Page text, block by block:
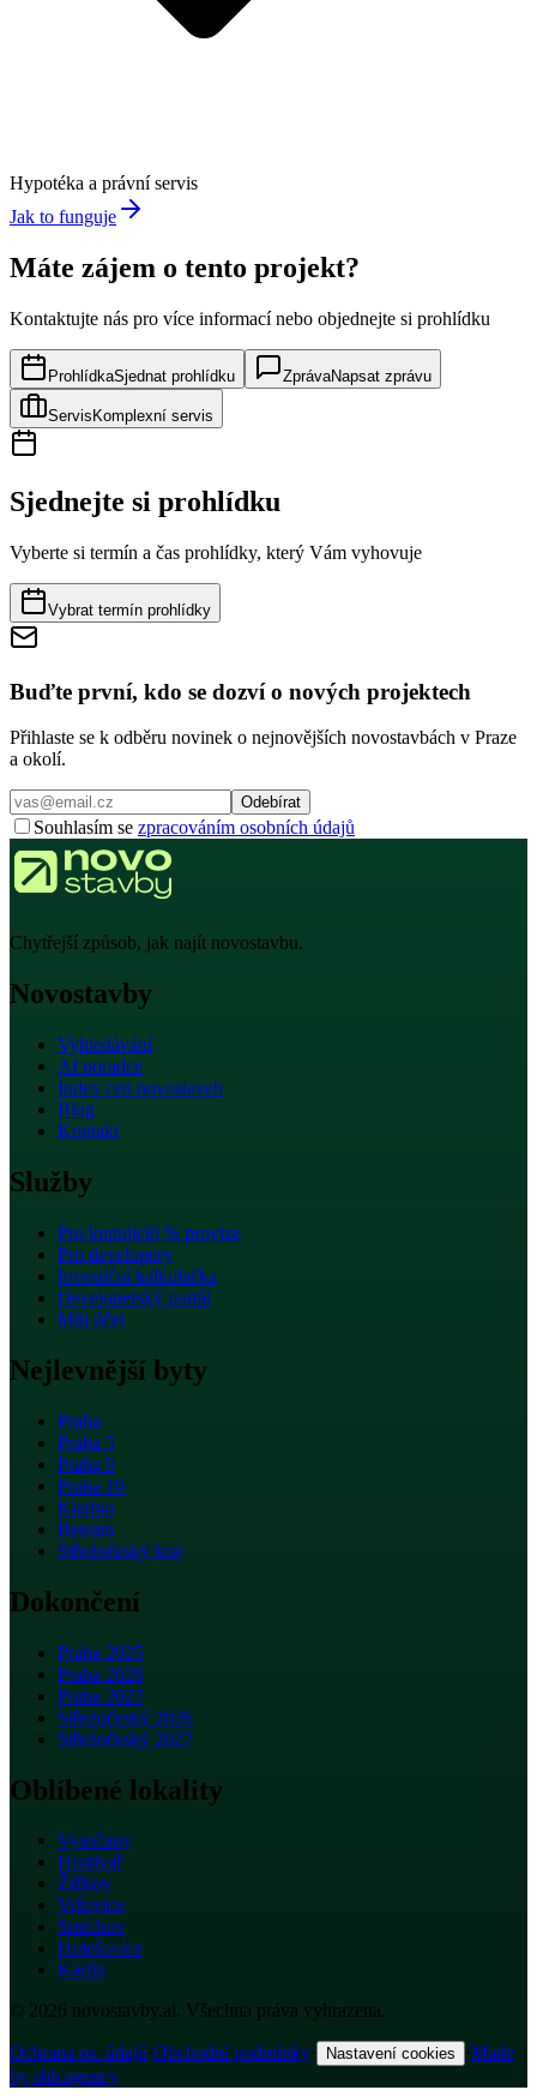
Hypotéka a právní servis
Jak to funguje
Máte zájem o tento projekt?
Kontaktujte nás pro více informací nebo objednejte si prohlídku
ProhlídkaSjednat prohlídku ZprávaNapsat zprávu
Servis Komplexní servis
Sjednejte si prohlídku
Vyberte si termín a čas prohlídky, který Vám vyhovuje
Vybrat termín prohlídky
Buďte první, kdo se dozví o nových projektech
Přihlaste se k odběru novinek o nejnovějších novostavbách v Praze
a okolí.
Odebírat
Souhlasím se zpracováním osobních údajů
Chytřejší způsob, jak najít novostavbu.
Novostavby
Vyhledávání
AI poradce
Index cen novostaveb
Blog
Kontakt
Služby
Pro kupující0 % provize
Pro developery
Investiční kalkulačka
Developerský portál
Můj účet
Nejlevnější byty
Praha
Praha 5
Praha 9
Praha 10
Kladno
Beroun
Středočeský kraj
Dokončení
Praha 2025
Praha 2026
Praha 2027
Středočeský 2026
Středočeský 2027
Oblíbené lokality
Vysočany
Hostivař
Žižkov
Vršovice
Smíchov
Holešovice
Karlín
© 2026 novostavby.ai. Všechna práva vyhrazena.
Ochrana os. údajů·Obchodní podmínky· Nastavení cookies ·Made
by shh.agency